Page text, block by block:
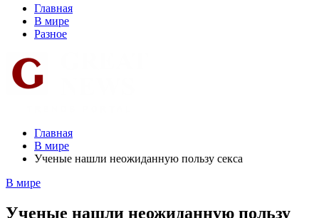
Главная
В мире
Разное
Главная
В мире
Ученые нашли неожиданную пользу секса
В мире
Ученые нашли неожиданную пользу